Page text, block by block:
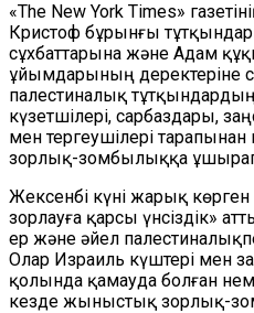
«The New York Times»
Кристоф бұрынғы
сұхбаттарына және Адам
ұйымдарының деректеріне
палестиналық
күзетшілері, сарбаздары,
мен тергеушілері
зорлық-зомбылыққа
Жексенбі күні жарық
зорлауға қарсы үнсіздік»
ер және әйел
Олар Израиль күштері мен
қолында қамауда болған
кезде жыныстық зорлық-